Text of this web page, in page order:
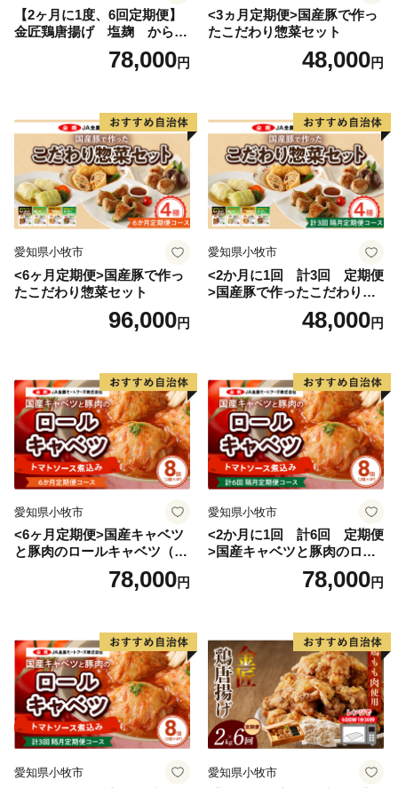
【2ヶ月に1度、6回定期便】
金匠鶏唐揚げ 塩麹 からあ
78,000円
<3ヵ月定期便>国産豚で作っ
たこだわり惣菜セット
48,000円
愛知県小牧市
<6ヶ月定期便>国産豚で作っ
たこだわり惣菜セット
96,000円
愛知県小牧市
<2か月に1回 計3回 定期便
>国産豚で作ったこだわり惣
48,000円
愛知県小牧市
<6ヶ月定期便>国産キャベツ
と豚肉のロールキャベツ（4P
78,000円
愛知県小牧市
<2か月に1回 計6回 定期便
>国産キャベツと豚肉のロー
ルキャベツ（4P入り）
78,000円
愛知県小牧市 愛知県小牧市